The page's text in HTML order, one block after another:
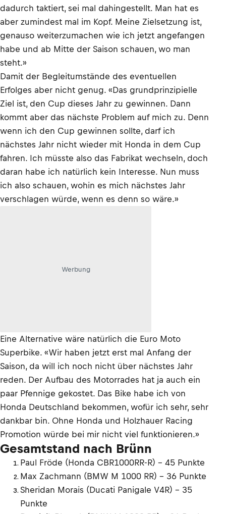
dadurch taktiert, sei mal dahingestellt. Man hat es
aber zumindest mal im Kopf. Meine Zielsetzung ist,
genauso weiterzumachen wie ich jetzt angefangen
habe und ab Mitte der Saison schauen, wo man
steht.»
Damit der Begleitumstände des eventuellen
Erfolges aber nicht genug. «Das grundprinzipielle
Ziel ist, den Cup dieses Jahr zu gewinnen. Dann
kommt aber das nächste Problem auf mich zu. Denn
wenn ich den Cup gewinnen sollte, darf ich
nächstes Jahr nicht wieder mit Honda in dem Cup
fahren. Ich müsste also das Fabrikat wechseln, doch
daran habe ich natürlich kein Interesse. Nun muss
ich also schauen, wohin es mich nächstes Jahr
verschlagen würde, wenn es denn so wäre.»
Werbung
Eine Alternative wäre natürlich die Euro Moto
Superbike. «Wir haben jetzt erst mal Anfang der
Saison, da will ich noch nicht über nächstes Jahr
reden. Der Aufbau des Motorrades hat ja auch ein
paar Pfennige gekostet. Das Bike habe ich von
Honda Deutschland bekommen, wofür ich sehr, sehr
dankbar bin. Ohne Honda und Holzhauer Racing
Promotion würde bei mir nicht viel funktionieren.»
Gesamtstand nach Brünn
Paul Fröde (Honda CBR1000RR-R) – 45 Punkte
Max Zachmann (BMW M 1000 RR) – 36 Punkte
Sheridan Morais (Ducati Panigale V4R) – 35
Punkte